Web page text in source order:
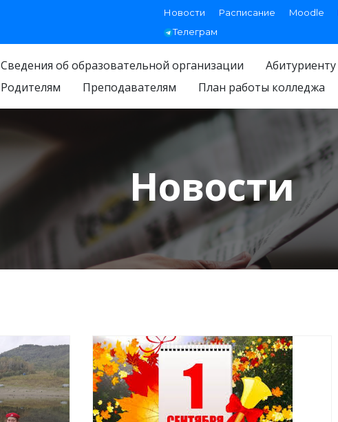
Новости Расписание Moodle
Телеграм
Сведения об образовательной организации Абитуриенту
Родителям
Преподавателям План работы колледжа
Новости